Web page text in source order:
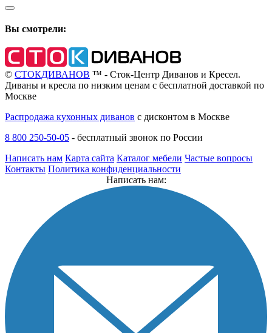
Вы смотрели:
© СТОКДИВАНОВ ™ - Сток-Центр Диванов и Кресел.
Диваны и кресла по низким ценам с бесплатной доставкой по
Москве
Распродажа кухонных диванов с дисконтом в Москве
8 800 250-50-05 - бесплатный звонок по России
Написать нам Карта сайта Каталог мебели Частые вопросы
Контакты Политика конфиденциальности
Написать нам: